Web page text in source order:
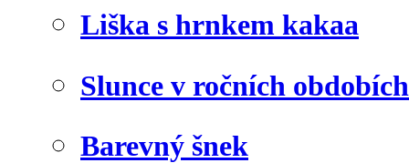
Liška s hrnkem kakaa
Slunce v ročních obdobích
Barevný šnek